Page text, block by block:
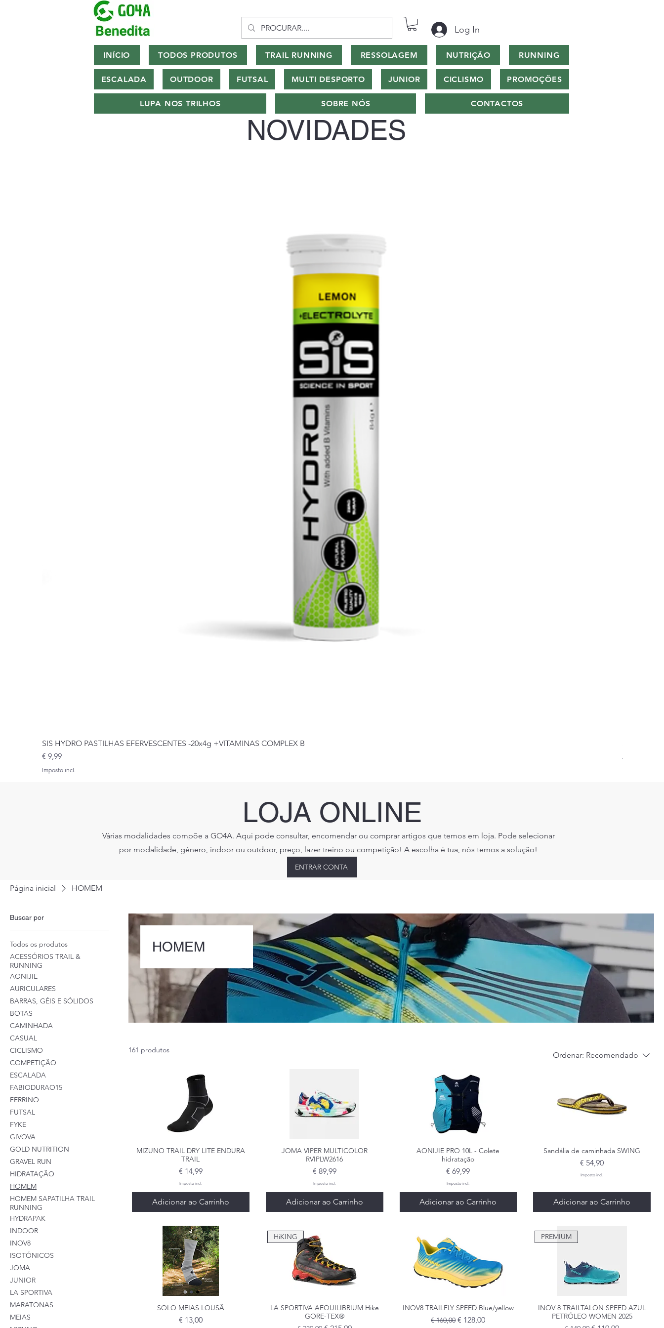
Log In
INÍCIO TODOS PRODUTOS TRAIL RUNNING RESSOLAGEM NUTRIÇÃO RUNNING
ESCALADA OUTDOOR FUTSAL MULTI DESPORTO JUNIOR CICLISMO PROMOÇÕES
LUPA NOS TRILHOS SOBRE NÓS CONTACTOS
Visualização rápida
SIS HYDRO PASTILHAS EFERVESCENTES -20x4g +VITAMINAS COMPLEX B
Preço
€ 9,99
Imposto incl.
A partir de
NOVIDADES
LOJA ONLINE
Várias modalidades compõe a GO4A. Aqui pode consultar, encomendar ou comprar artigos que temos em loja. Pode selecionar
por modalidade, género, indoor ou outdoor, preço, lazer treino ou competição! A escolha é tua, nós temos a solução!
ENTRAR CONTA
Página inicial HOMEM
Buscar por
Todos os produtos
ACESSÓRIOS TRAIL &
RUNNING
AONIJIE
AURICULARES
BARRAS, GÉIS E SÓLIDOS
BOTAS
CAMINHADA
CASUAL
CICLISMO
COMPETIÇÃO
ESCALADA
FABIODURAO15
FERRINO
FUTSAL
FYKE
GIVOVA
GOLD NUTRITION
GRAVEL RUN
HIDRATAÇÃO
HOMEM
HOMEM SAPATILHA TRAIL
RUNNING
HYDRAPAK
INDOOR
INOV8
ISOTÓNICOS
JOMA
JUNIOR
LA SPORTIVA
MARATONAS
MEIAS
HOMEM
161 produtos
Ordenar: Recomendado
Visualização rápida
MIZUNO TRAIL DRY LITE ENDURA
TRAIL
Preço
€ 14,99
Imposto incl.
Adicionar ao Carrinho
Visualização rápida
JOMA VIPER MULTICOLOR
RVIPLW2616
Preço
€ 89,99
Imposto incl.
Adicionar ao Carrinho
Visualização rápida
AONIJIE PRO 10L - Colete
hidratação
Preço
€ 69,99
Imposto incl.
Adicionar ao Carrinho
Visualização rápida
Sandália de caminhada SWING
Preço
€ 54,90
Imposto incl.
Adicionar ao Carrinho
Visualização rápida
SOLO MEIAS LOUSÃ
Preço
€ 13,00
Visualização rápida
HiKING
LA SPORTIVA AEQUILIBRIUM Hike
GORE-TEX®
Visualização rápida
INOV8 TRAILFLY SPEED Blue/yellow
Preço normal
€ 160,00 Preço promocional
€ 128,00
Visualização rápida
PREMIUM
INOV 8 TRAILTALON SPEED AZUL
PETRÓLEO WOMEN 2025